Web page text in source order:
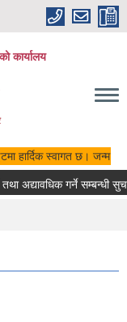
कार्यालय
हार्दिक स्वागत छ।
तथा अद्यावधिक गर्ने सम्बन्धी